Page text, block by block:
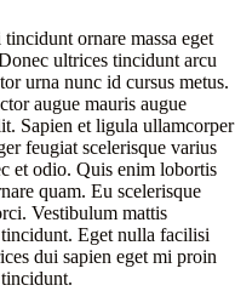
ornare massa eget
ultrices tincidunt arcu
urna nunc id cursus metus.
augue mauris augue
Sapien et ligula ullamcorper
feugiat scelerisque varius
et odio. Quis enim lobortis
quam. Eu scelerisque
Vestibulum mattis
Eget nulla facilisi
dui sapien eget mi proin